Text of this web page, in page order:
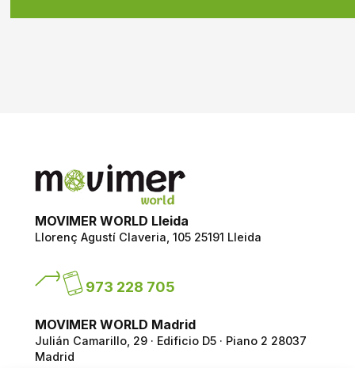
MOVIMER WORLD Lleida
Llorenç Agustí Claveria, 10525191 Lleida
973 228 705
MOVIMER WORLD Madrid
Julián Camarillo, 29 · Edificio D5 · Piano 2 28037
Madrid